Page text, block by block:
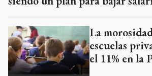
La
escuelas
el 11% en la